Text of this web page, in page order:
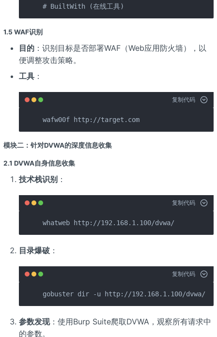
# BuiltWith (在线工具)
1.5 WAF识别
目的：识别目标是否部署WAF（Web应用防火墙），以
便调整攻击策略。
工具：
复制代码
wafw00f http://target.com
模块二：针对DVWA的深度信息收集
2.1 DVWA自身信息收集
技术栈识别：
复制代码
whatweb http://192.168.1.100/dvwa/
目录爆破：
复制代码
gobuster dir -u http://192.168.1.100/dvwa/ -
参数发现：使用Burp Suite爬取DVWA，观察所有请求中
的参数。